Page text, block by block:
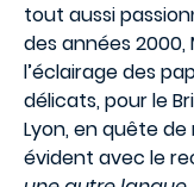
tout aussi
des années
l’éclairage des
délicats, pour le
Lyon, en quête
évident avec le